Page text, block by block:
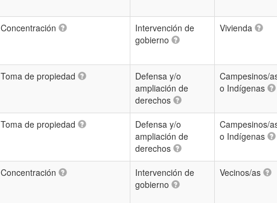
Concentración
Intervención de
gobierno
Vivienda
Toma de propiedad
Defensa y/o
ampliación de
derechos
Campesinos/
o Indígenas
Toma de propiedad
Defensa y/o
ampliación de
derechos
Campesinos/
o Indígenas
Concentración
Intervención de
gobierno
Vecinos/as